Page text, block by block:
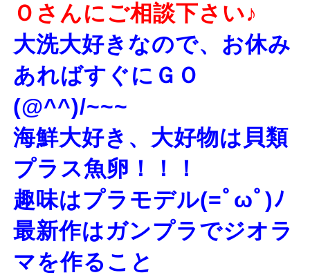
Ｏさんにご相談下さい♪
大洗大好きなので、お休み
あればすぐにＧＯ
(@^^)/~~~
海鮮大好き、大好物は貝類
プラス魚卵！！！
趣味はプラモデル(=ﾟωﾟ)ﾉ
最新作はガンプラでジオラ
マを作ること